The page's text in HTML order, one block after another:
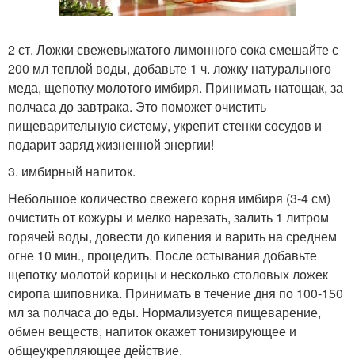
2 ст. Ложки свежевыжатого лимонного сока смешайте с
200 мл теплой воды, добавьте 1 ч. ложку натурального
меда, щепотку молотого имбиря. Принимать натощак, за
полчаса до завтрака. Это поможет очистить
пищеварительную систему, укрепит стенки сосудов и
подарит заряд жизненной энергии!
3. имбирный напиток.
Небольшое количество свежего корня имбиря (3-4 см)
очистить от кожуры и мелко нарезать, залить 1 литром
горячей воды, довести до кипения и варить на среднем
огне 10 мин., процедить. После остывания добавьте
щепотку молотой корицы и несколько столовых ложек
сиропа шиповника. Принимать в течение дня по 100-150
мл за полчаса до еды. Нормализуется пищеварение,
обмен веществ, напиток окажет тонизирующее и
общеукрепляющее действие.